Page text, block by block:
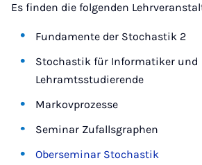
Es finden die folgenden
Fundamente der Stochastik 2
Stochastik für Informatiker und
Lehramtsstudierende
Markovprozesse
Seminar Zufallsgraphen
Oberseminar Stochastik